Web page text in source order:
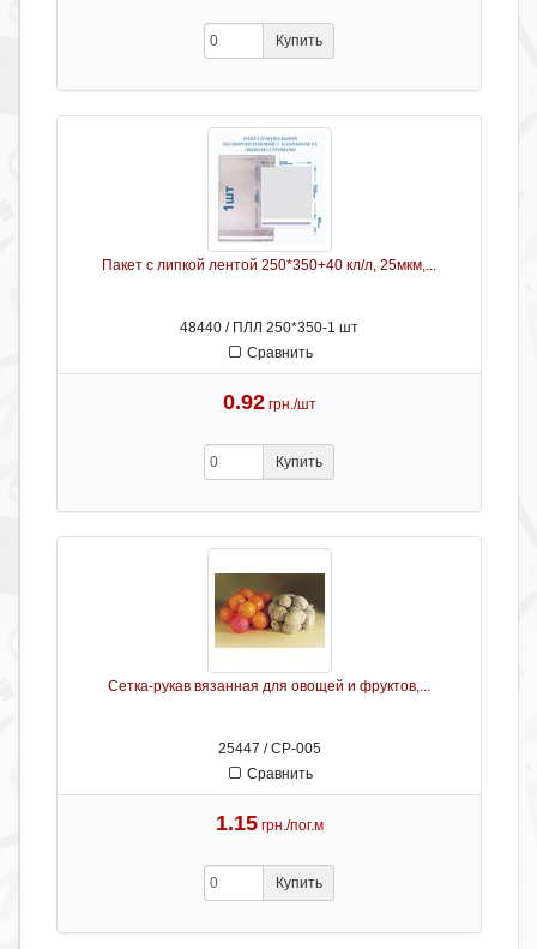
Купить
Пакет с липкой лентой 250*350+40 кл/л, 25мкм,...
48440 / ПЛЛ 250*350-1 шт
Сравнить
0.92 грн./шт
Купить
Сетка-рукав вязанная для овощей и фруктов,...
25447 / СР-005
Сравнить
1.15 грн./пог.м
Купить